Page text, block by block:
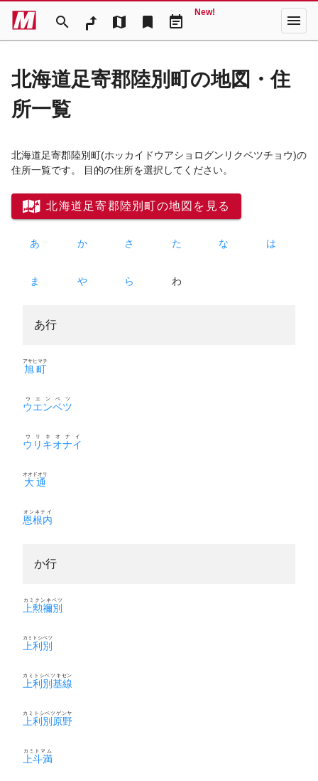
search map bookmark event_note
New! menu
北海道足寄郡陸別町の地図・住
所一覧
北海道足寄郡陸別町(ホッカイドウアショログンリクベツチョウ)の
住所一覧です。 目的の住所を選択してください。
北海道足寄郡陸別町の地図を見る
あ か さ た な は
ま や ら わ
あ行
旭町
アサヒマチ
ウエンベツ
ウエンベツ
ウリキオナイ
ウリキオナイ
大通
オオドオリ
恩根内
オンネナイ
か行
上勲禰別
カミクンネベツ
上利別
カミトシベツ
上利別基線
カミトシベツキセン
上利別原野
カミトシベツゲンヤ
上斗満
カミトマム